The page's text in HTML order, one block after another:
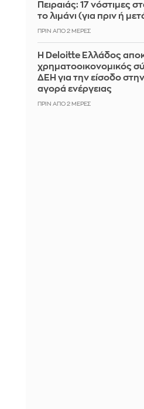
Πειραιάς: 17 νόστιμες
το λιμάνι (για πριν ή
ΠΡΙΝ ΑΠΌ 2 ΜΈΡΕΣ
Η Deloitte Ελλάδος
χρηματοοικονομικός
ΔΕΗ για την είσοδο
αγορά ενέργειας
ΠΡΙΝ ΑΠΌ 2 ΜΈΡΕΣ